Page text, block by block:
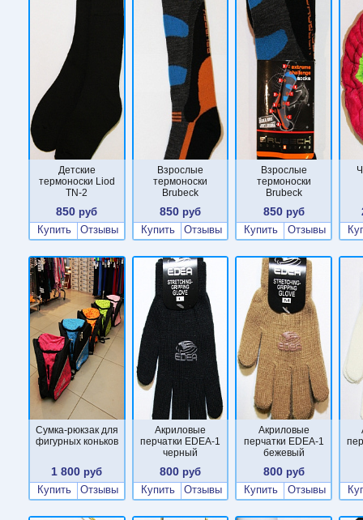
Детские
термоноски Liod
TN-2
850 руб
Купить
Отзывы
Взрослые
термоноски
Brubeck
850 руб
Купить
Отзывы
Взрослые
термоноски
Brubeck
850руб
Купить
Отзывы
Сумка-рюкзак для
фигурных коньков
1 800 руб
Купить
Отзывы
Акриловые
перчатки EDEA-1
черный
800 руб
Купить
Отзывы
Акриловые
перчатки EDEA-1
бежевый
800руб
Купить
Отзывы